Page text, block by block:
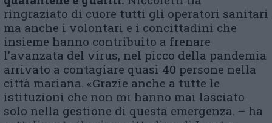
ringraziato di cuore tutti gli operatori sanitari
ma anche i volontari e i concittadini che
insieme hanno contribuito a frenare
l’avanzata del virus, nel picco della pandemia
arrivato a contagiare quasi 40 persone nella
città mariana. «Grazie anche a tutte le
istituzioni che non mi hanno mai lasciato
solo nella gestione di questa emergenza. – ha